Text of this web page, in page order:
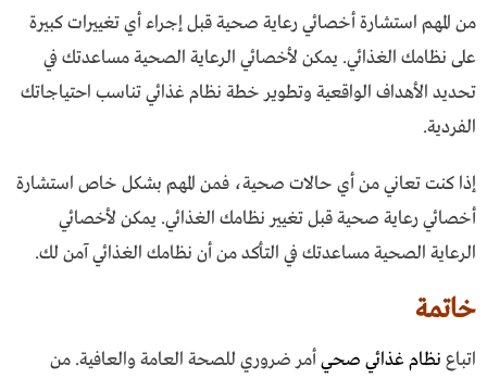
من المهم استشارة أخصائي رعاية صحية قبل إجراء أي تغييرات كبيرة
على نظامك الغذائي. يمكن لأخصائي الرعاية الصحية مساعدتك في
تحديد الأهداف الواقعية وتطوير خطة نظام غذائي تناسب احتياجاتك
الفردية.
إذا كنت تعاني من أي حالات صحية، فمن المهم بشكل خاص استشارة
أخصائي رعاية صحية قبل تغيير نظامك الغذائي. يمكن لأخصائي
الرعاية الصحية مساعدتك في التأكد من أن نظامك الغذائي آمن لك.
خاتمة
اتباع نظام غذائي صحيأمر ضروري للصحة العامة والعافية. من